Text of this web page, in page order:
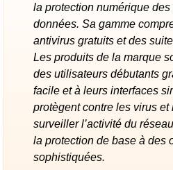
la protection numérique
données. Sa gamme
antivirus gratuits et des
Les produits de la marque
des utilisateurs débutants
facile et à leurs interfaces
protègent contre les virus
surveiller l’activité du
la protection de base à des
sophistiquées.